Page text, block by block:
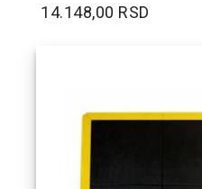
14.148,00 RSD